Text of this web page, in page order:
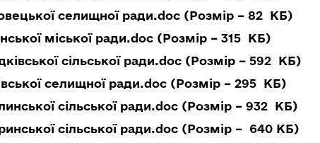
селищної ради.doc (Розмір – 82 КБ)
міської ради.doc (Розмір – 315 КБ)
сільської ради.doc (Розмір – 592 КБ)
селищної ради.doc (Розмір – 295 КБ)
сільської ради.doc (Розмір – 932 КБ)
сільської ради.doc (Розмір – 640 КБ)